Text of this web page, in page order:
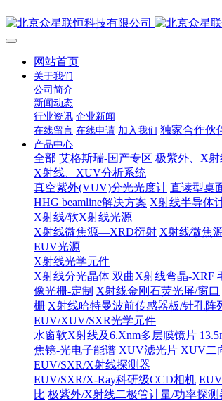
网站首页
关于我们
公司简介
新闻动态
行业资讯 企业新闻
在线留言 在线申请 加入我们 独家合作伙
产品中心
全部 艾格斯瑞-国产专区 极紫外、X
X射线、XUV分析系统
真空紫外(VUV)分光光度计 直读型桌
HHG beamline解决方案 X射线半导体
X射线/软X射线光源
X射线微焦源—XRD衍射 X射线微焦
EUV光源
X射线光学元件
X射线分光晶体 双曲X射线弯晶-XRF
像光栅-定制 X射线金刚石荧光屏/窗口
栅 X射线哈特曼波前传感器板/针孔阵
EUV/XUV/SXR光学元件
水窗软X射线及6.Xnm多层膜镜片
焦镜-光电子能谱 XUV滤光片 XUV二
EUV/SXR/X射线探测器
EUV/SXR/X-Ray科研级CCD相机
比 极紫外/X射线二极管计量/功率探测